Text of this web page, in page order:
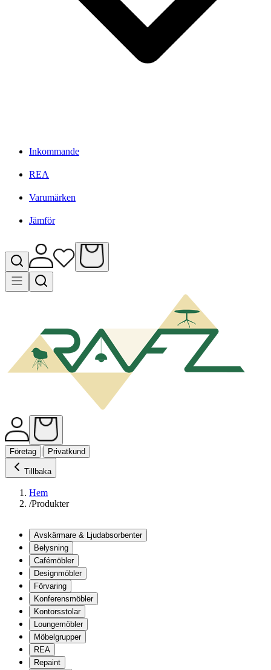
Inkommande
REA
Varumärken
Jämför
Företag | Privatkund
Tillbaka
Hem
/Produkter
Avskärmare & Ljudabsorbenter
Belysning
Cafémöbler
Designmöbler
Förvaring
Konferensmöbler
Kontorsstolar
Loungemöbler
Möbelgrupper
REA
Repaint